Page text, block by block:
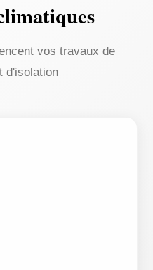
vos travaux de
d'isolation